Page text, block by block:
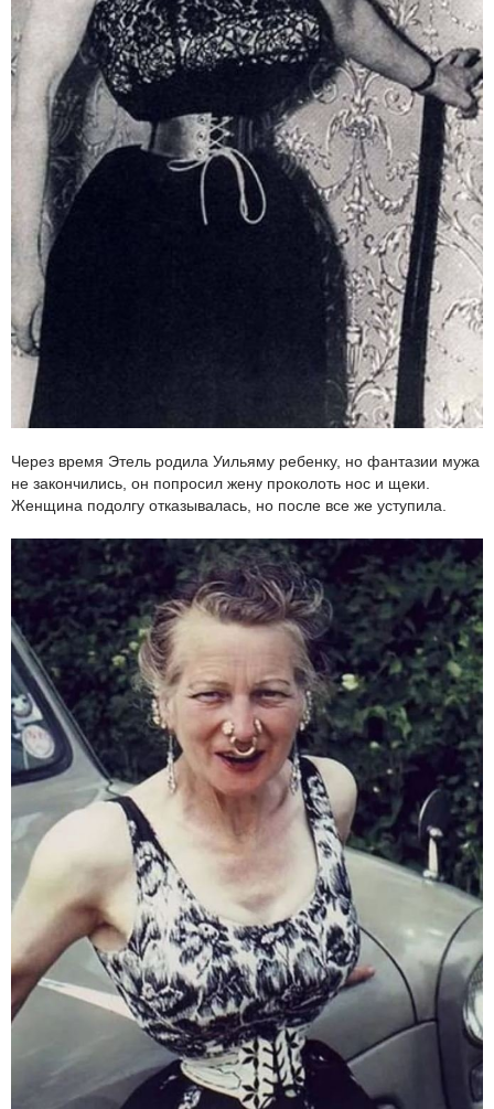
Через время Этель родила Уильяму ребенку, но фантазии мужа
не закончились, он попросил жену проколоть нос и щеки.
Женщина подолгу отказывалась, но после все же уступила.